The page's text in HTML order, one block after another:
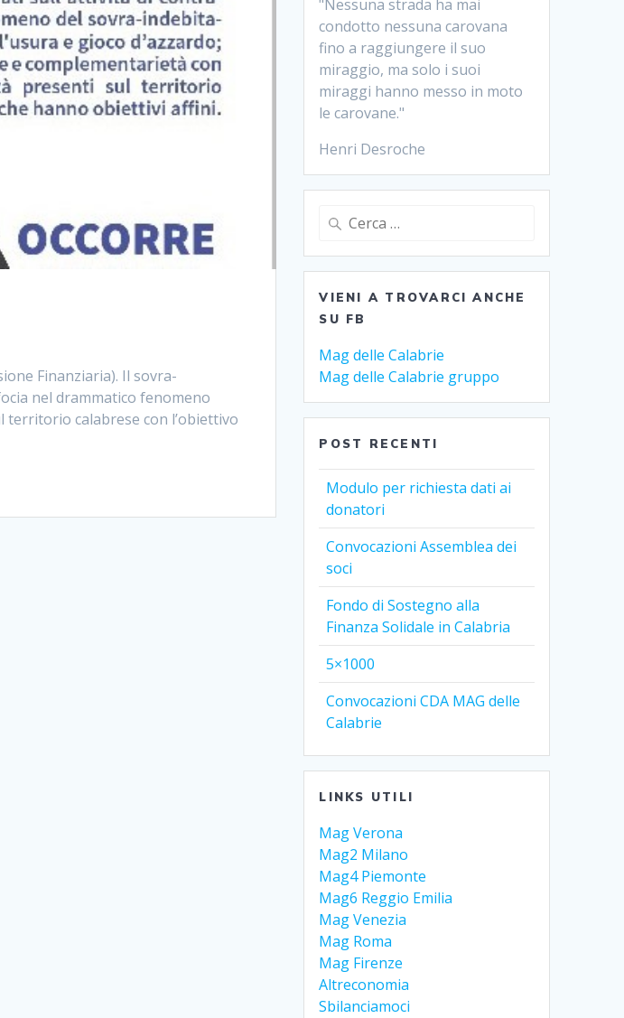
Finanziaria). Il sovra-
nel drammatico fenomeno
territorio calabrese con l’obiettivo
"Nessuna strada ha mai
condotto nessuna carovana
fino a raggiungere il suo
miraggio, ma solo i suoi
miraggi hanno messo in moto
le carovane."
Henri Desroche
Ricerca
VIENI A TROVARCI ANCHE
SU FB
Mag delle Calabrie
Mag delle Calabrie gruppo
POST RECENTI
Modulo per richiesta dati ai
donatori
Convocazioni Assemblea dei
soci
Fondo di Sostegno alla
Finanza Solidale in Calabria
5×1000
Convocazioni CDA MAG delle
Calabrie
LINKS UTILI
Mag Verona
Mag2 Milano
Mag4 Piemonte
Mag6 Reggio Emilia
Mag Venezia
Mag Roma
Mag Firenze
Altreconomia
Sbilanciamoci